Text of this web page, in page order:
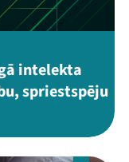
intelekta
spriestspēju